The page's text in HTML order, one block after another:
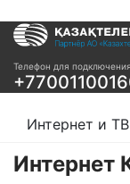
Телефон для подключения
Услуги
Интернет и ТВ в
Интернет и ТВ в
Интернет и
Интернет